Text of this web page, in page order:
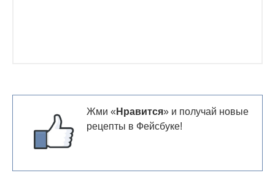
Жми « Нравится» и получай новые
рецепты в Фейсбуке!